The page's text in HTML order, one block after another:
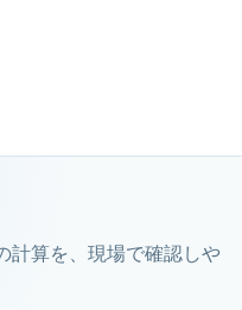
計算を、現場で確認しや